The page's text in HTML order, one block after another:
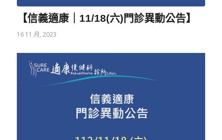
【信義適康｜11/18(六)門診異動公告】
16 11 月, 2023